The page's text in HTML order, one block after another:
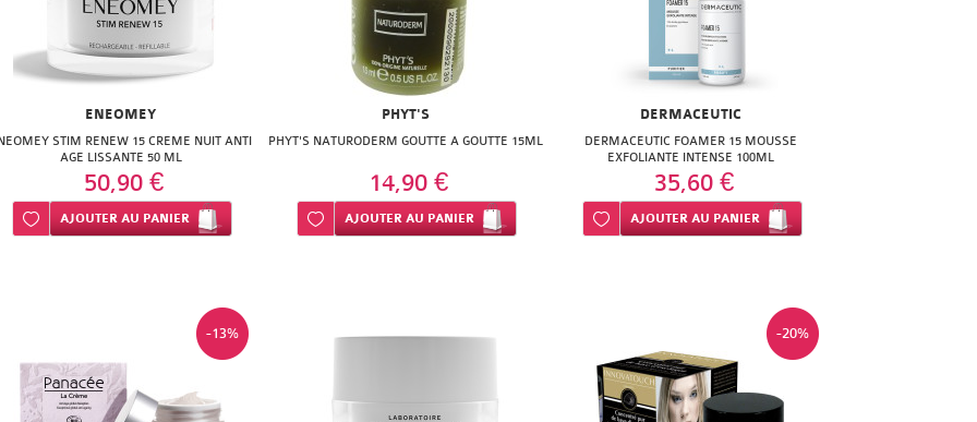
ENEOMEY
STIM RENEW 15 CREME NUIT ANTI
AGE LISSANTE 50 ML
50,90 €
Ajouter à ma liste d’envie
AJOUTER AU PANIER
PHYT'S
PHYT'S NATURODERM GOUTTE A GOUTTE 15ML
14,90 €
Ajouter à ma liste d’envie
AJOUTERAU PANIER
DERMACEUTIC
DERMACEUTIC FOAMER 15 MOUSSE
EXFOLIANTE INTENSE 100ML
35,60 €
Ajouter à ma liste d’envie
AJOUTER AU PANIER
-13% -20%